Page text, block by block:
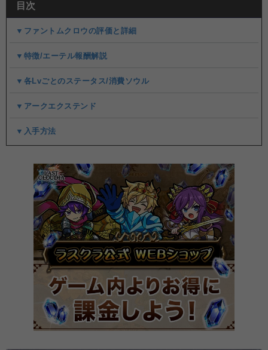
目次
▼ファントムクロウの評価と詳細
▼特徴/エーテル報酬解説
▼各Lvごとのステータス/消費ソウル
▼アークエクステンド
▼入手方法